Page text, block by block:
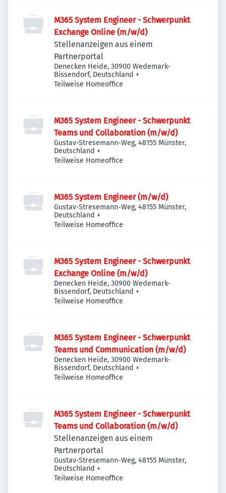
M365 System Engineer - Schwerpunkt
Exchange Online (m/w/d)
Stellenanzeigen aus einem
Partnerportal
Denecken Heide, 30900 Wedemark-
Bissendorf, Deutschland +
Teilweise Homeoffice
M365 System Engineer - Schwerpunkt
Teams und Collaboration (m/w/d)
Gustav-Stresemann-Weg, 48155 Münster,
Deutschland +
Teilweise Homeoffice
M365 System Engineer (m/w/d)
Gustav-Stresemann-Weg, 48155 Münster,
Deutschland +
Teilweise Homeoffice
M365 System Engineer - Schwerpunkt
Exchange Online (m/w/d)
Denecken Heide, 30900 Wedemark-
Bissendorf, Deutschland +
Teilweise Homeoffice
M365 System Engineer - Schwerpunkt
Teams und Communication (m/w/d)
Denecken Heide, 30900 Wedemark-
Bissendorf, Deutschland +
Teilweise Homeoffice
M365 System Engineer - Schwerpunkt
Teams und Collaboration (m/w/d)
Stellenanzeigen aus einem
Partnerportal
Gustav-Stresemann-Weg, 48155 Münster,
Deutschland +
Teilweise Homeoffice